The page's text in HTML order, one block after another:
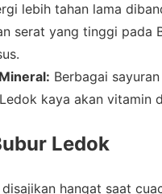
lebih tahan lama
serat yang tinggi pada
Berbagai
kaya akan vitamin
Ledok
hangat saat